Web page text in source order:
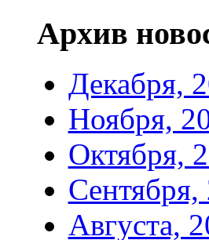
Архив
Декабря,
Ноября,
Октября,
Сентября,
Августа,